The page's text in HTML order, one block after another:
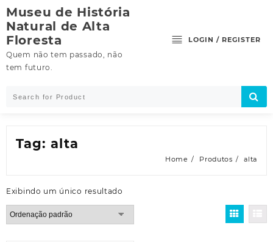
Skip
to
content
Museu de História
Natural de Alta
Floresta
Quem não tem passado, não
tem futuro.
LOGIN / REGISTER
Tag: alta
Home Produtos alta
Exibindo um único resultado